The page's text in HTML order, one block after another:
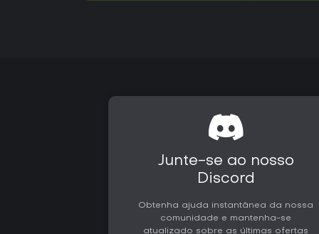
Junte-se ao nosso
Discord
Obtenha ajuda instantânea da nossa
comunidade e mantenha-se
atualizado sobre as últimas ofertas